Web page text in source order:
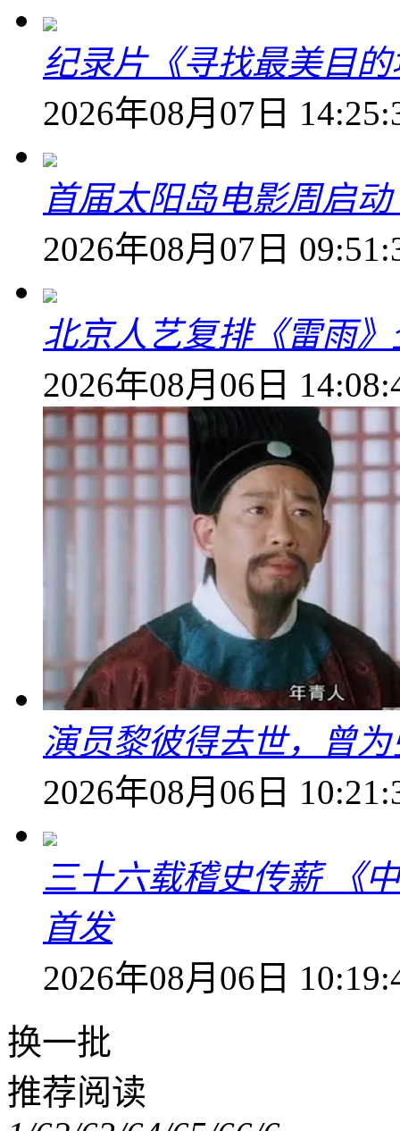
纪录片《寻找最美目
2026年08月07日
首届太阳岛电影周启
2026年08月07日
北京人艺复排《雷雨》
2026年08月06日
演员黎彼得去世，曾
2026年08月06日
三十六载稽史传薪 《
首发
2026年08月06日
换一批
推荐阅读